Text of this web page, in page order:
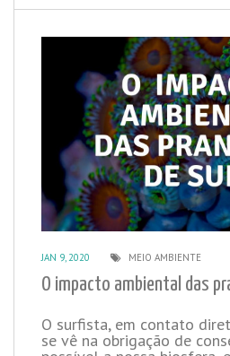
JAN 9, 2020 MEIO AMBIENTE
O impacto ambiental das
O surfista, em contato
se vê na obrigação de